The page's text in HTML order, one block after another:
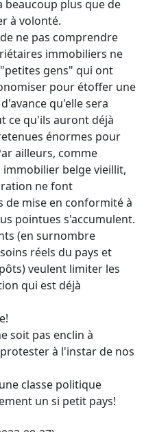
beaucoup plus que de
à volonté.
ne pas comprendre
immobiliers ne
gens" qui ont
pour étoffer une
qu'elle sera
ce qu'ils auront déjà
énormes pour
ailleurs, comme
belge vieillit,
ne font
de mise en conformité à
pointues s'accumulent.
(en surnombre
réels du pays et
veulent limiter les
qui est déjà
soit pas enclin à
à l'instar de nos
classe politique
un si petit pays!